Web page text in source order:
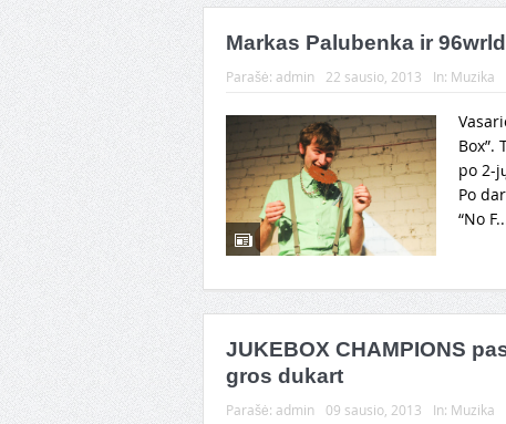
Markas Palubenka ir
Parašė: admin 22 sausio, 2013 In: Muzika
Box”.
po 2-
Po
“No
JUKEBOX CHAMPIONS
gros dukart
Parašė: admin 09 sausio, 2013 In: Muzika